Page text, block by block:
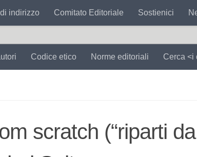
indirizzo Comitato Editoriale Sostienici
Codice etico Norme editoriali Cerca <i
scratch (“riparti